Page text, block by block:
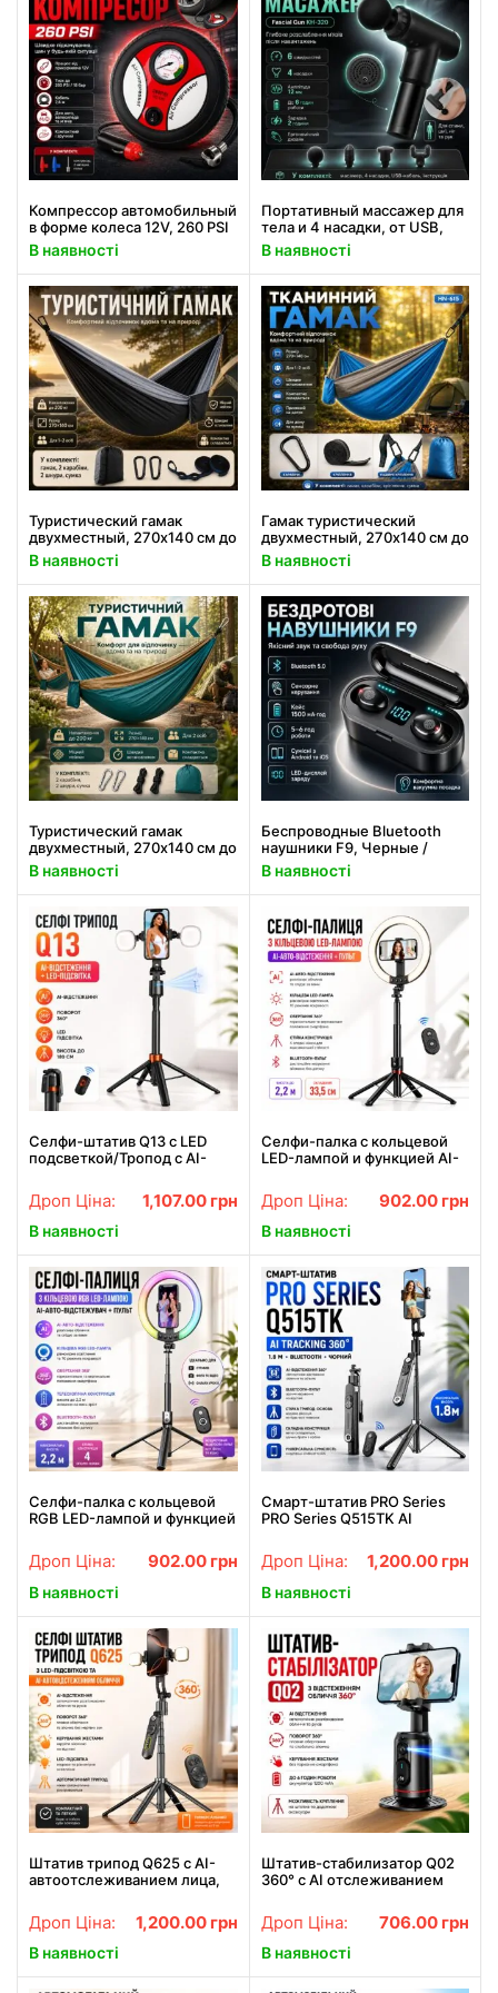
Компрессор автомобильный
в форме колеса 12V, 260 PSI
/ Автокомпрессор для
быстрой подкачки колес
В наявності
Портативный массажер для
тела и 4 насадки, от USB,
Fascial Gun KH-320, Черный
/ Ручной мышечный
вибромассажер
В наявності
Туристический гамак
двухместный, 270х140 см до
200 кг, Черный / Подвесной
гамак для кемпинга /
Нейлоновый гамак с
карабинами
В наявності
Гамак туристический
двухместный, 270х140 см до
200 кг, Голубой / Подвесной
гамак для кемпинга / Гамак
для дачи / Нейлоновый
гамак
В наявності
Туристический гамак
двухместный, 270х140 см до
200 кг, Зеленый / Подвесной
гамак для кемпинга /
Нейлоновый гамак с
карабинами
В наявності
Беспроводные Bluetooth
наушники F9, Черные /
Сенсорные наушники с
зарядным кейсом /
Вакуумные блютуз
В наявності
Селфи-штатив Q13 с LED
подсветкой/Тропод с AI-
Смарт штатив для телефона
до 180 см
Дроп Ціна: 1,107.00 грн
В наявності
Селфи-палка с кольцевой
LED-лампой и функцией AI-
Штатив P225Q 2,2м с
Bluetooth 5.2 Type-C
Дроп Ціна: 902.00 грн
В наявності
Селфи-палка с кольцевой
RGB LED-лампой и функцией
Штатив P100 с Bluetooth 5.2
Type-C
Дроп Ціна: 902.00 грн
В наявності
Смарт-штатив PRO Series
PRO Series Q515TK AI
Bluetooth, черный
Дроп Ціна: 1,200.00 грн
В наявності
Штатив трипод Q625 с AI-
автоотслеживанием лица,
Дроп Ціна: 1,200.00 грн
В наявності
Штатив-стабилизатор Q02
360° с AI отслеживанием
смартфона, экшн камеры
Управление жестами
Дроп Ціна: 706.00 грн
В наявності